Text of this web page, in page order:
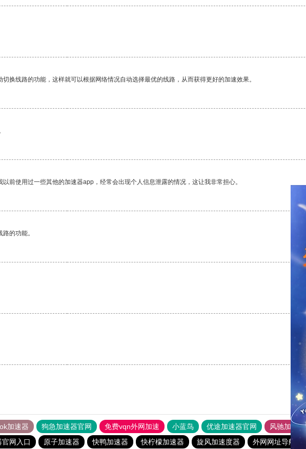
换线路的功能，这样就可以根据网络情况自动选择最优的线路，从而获得更好的加速效果。
前使用过一些其他的加速器app，经常会出现个人信息泄露的情况，这让我非常担心。
的功能。
加速器 狗急加速器官网 免费vqn外网加速 小蓝鸟 优途加速器官网 风驰加速器
网入口 原子加速器 快鸭加速器 快柠檬加速器 旋风加速度器 外网网址导航